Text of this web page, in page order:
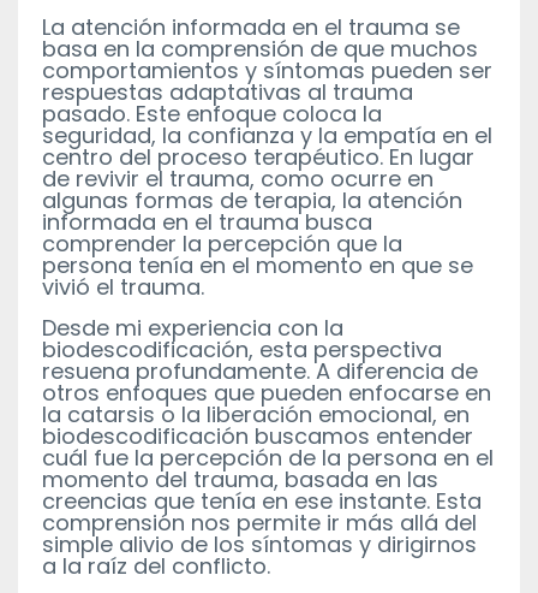
La atención informada en el trauma se
basa en la comprensión de que muchos
comportamientos y síntomas pueden ser
respuestas adaptativas al trauma
pasado. Este enfoque coloca la
seguridad, la confianza y la empatía en el
centro del proceso terapéutico. En lugar
de revivir el trauma, como ocurre en
algunas formas de terapia, la atención
informada en el trauma busca
comprender la percepción que la
persona tenía en el momento en que se
vivió el trauma.
Desde mi experiencia con la
biodescodificación, esta perspectiva
resuena profundamente. A diferencia de
otros enfoques que pueden enfocarse en
la catarsis o la liberación emocional, en
biodescodificación buscamos entender
cuál fue la percepción de la persona en el
momento del trauma, basada en las
creencias que tenía en ese instante. Esta
comprensión nos permite ir más allá del
simple alivio de los síntomas y dirigirnos
a la raíz del conflicto.